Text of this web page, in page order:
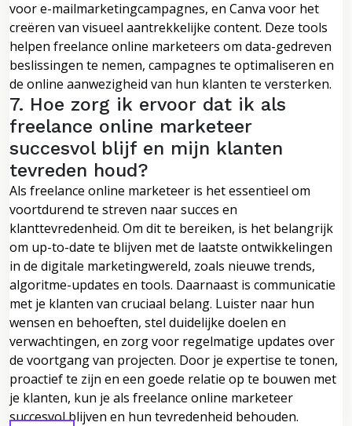
voor e-mailmarketingcampagnes, en Canva voor het
creëren van visueel aantrekkelijke content. Deze tools
helpen freelance online marketeers om data-gedreven
beslissingen te nemen, campagnes te optimaliseren en
de online aanwezigheid van hun klanten te versterken.
7. Hoe zorg ik ervoor dat ik als
freelance online marketeer
succesvol blijf en mijn klanten
tevreden houd?
Als freelance online marketeer is het essentieel om
voortdurend te streven naar succes en
klanttevredenheid. Om dit te bereiken, is het belangrijk
om up-to-date te blijven met de laatste ontwikkelingen
in de digitale marketingwereld, zoals nieuwe trends,
algoritme-updates en tools. Daarnaast is communicatie
met je klanten van cruciaal belang. Luister naar hun
wensen en behoeften, stel duidelijke doelen en
verwachtingen, en zorg voor regelmatige updates over
de voortgang van projecten. Door je expertise te tonen,
proactief te zijn en een goede relatie op te bouwen met
je klanten, kun je als freelance online marketeer
succesvol blijven en hun tevredenheid behouden.